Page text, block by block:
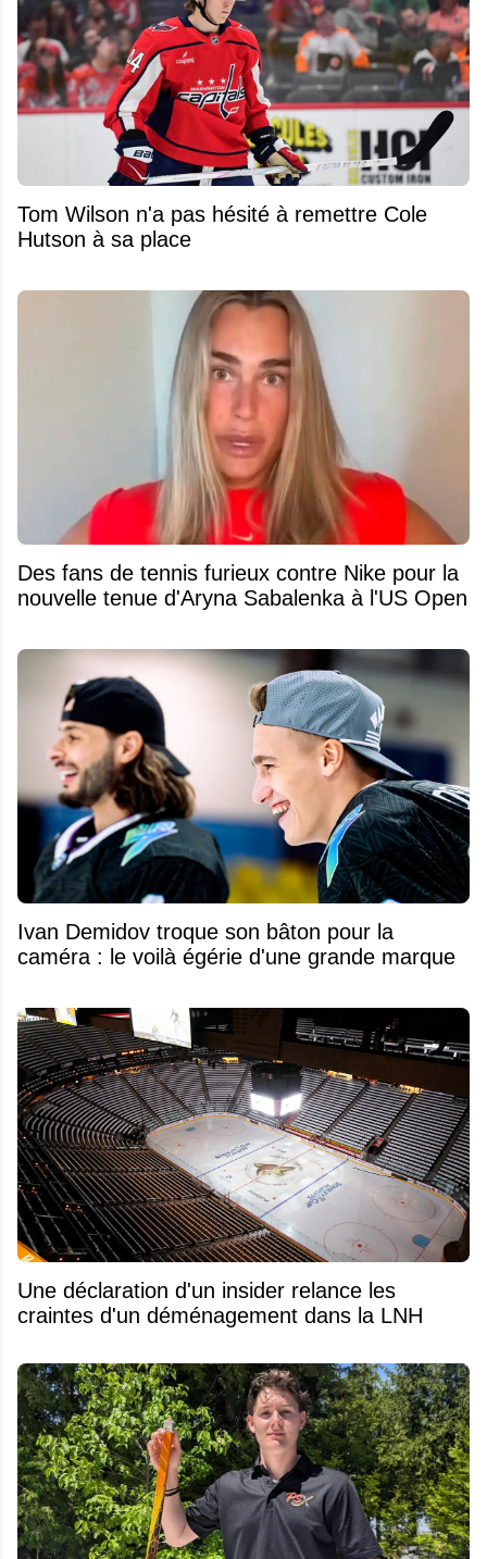
Tom Wilson n'a pas hésité à remettre Cole
Hutson à sa place
Des fans de tennis furieux contre Nike pour la
nouvelle tenue d'Aryna Sabalenka à l'US Open
Ivan Demidov troque son bâton pour la
caméra : le voilà égérie d'une grande marque
Une déclaration d'un insider relance les
craintes d'un déménagement dans la LNH